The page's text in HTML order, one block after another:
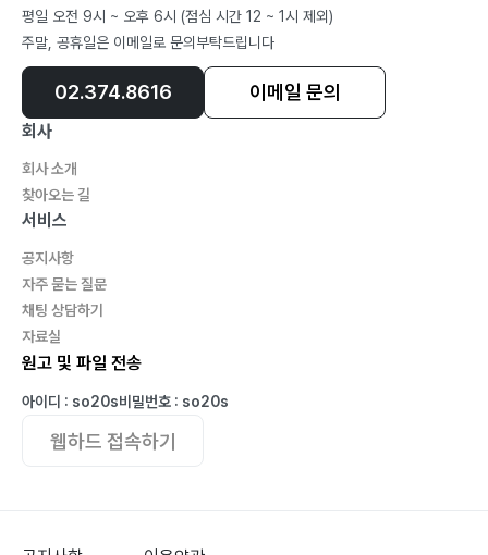
평일 오전 9시 ~ 오후 6시 (점심 시간 12 ~ 1시 제외)
주말, 공휴일은 이메일로 문의부탁드립니다
02.374.8616 이메일 문의
회사
회사 소개
찾아오는 길
서비스
공지사항
자주 묻는 질문
채팅 상담하기
자료실
원고 및 파일 전송
아이디 : so20s비밀번호 : so20s
웹하드 접속하기